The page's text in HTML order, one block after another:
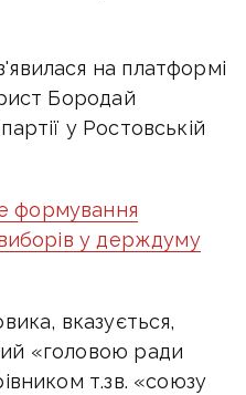
на платформі
Бородай
у Ростовській
формування
виборів у держдуму
вказується,
«головою ради
т.зв. «союзу